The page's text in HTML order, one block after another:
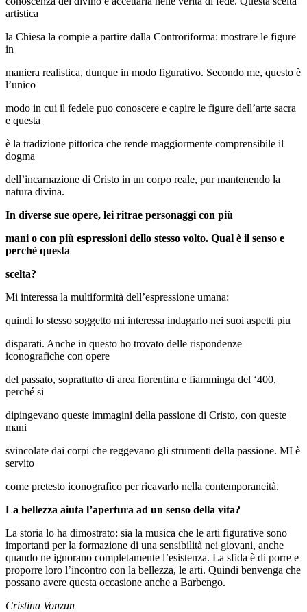
artistica
la Chiesa la compie a partire dalla Controriforma: mostrare le figure
in
maniera realistica, dunque in modo figurativo. Secondo me, questo è
l’unico
modo in cui il fedele puo conoscere e capire le figure dell’arte sacra
e questa
è la tradizione pittorica che rende maggiormente comprensibile il
dogma
dell’incarnazione di Cristo in un corpo reale, pur mantenendo la
natura divina.
In diverse sue opere, lei ritrae personaggi con più
mani o con più espressioni dello stesso volto. Qual è il senso e
perchè questa
scelta?
Mi interessa la multiformità dell’espressione umana:
quindi lo stesso soggetto mi interessa indagarlo nei suoi aspetti piu
disparati. Anche in questo ho trovato delle rispondenze
iconografiche con opere
del passato, soprattutto di area fiorentina e fiamminga del ‘400,
perché si
dipingevano queste immagini della passione di Cristo, con queste
mani
svincolate dai corpi che reggevano gli strumenti della passione. MI è
servito
come pretesto iconografico per ricavarlo nella contemporaneità.
La bellezza aiuta l’apertura ad un senso della vita?
La storia lo ha dimostrato: sia la musica che le arti figurative sono
importanti per la formazione di una sensibilità nei giovani, anche
quando ne ignorano completamente l’esistenza. La sfida è di porre e
proporre loro l’incontro con la bellezza, le arti. Quindi benvenga che
possano avere questa occasione anche a Barbengo.
Cristina Vonzun